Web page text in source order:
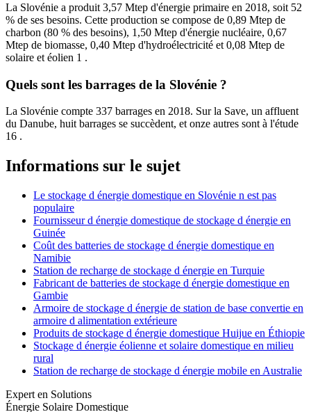
La Slovénie a produit 3,57 Mtep d'énergie primaire en 2018, soit 52
% de ses besoins. Cette production se compose de 0,89 Mtep de
charbon (80 % des besoins), 1,50 Mtep d'énergie nucléaire, 0,67
Mtep de biomasse, 0,40 Mtep d'hydroélectricité et 0,08 Mtep de
solaire et éolien 1 .
Quels sont les barrages de la Slovénie ?
La Slovénie compte 337 barrages en 2018. Sur la Save, un affluent
du Danube, huit barrages se succèdent, et onze autres sont à l'étude
16 .
Informations sur le sujet
Le stockage d énergie domestique en Slovénie n est pas
populaire
Fournisseur d énergie domestique de stockage d énergie en
Guinée
Coût des batteries de stockage d énergie domestique en
Namibie
Station de recharge de stockage d énergie en Turquie
Fabricant de batteries de stockage d énergie domestique en
Gambie
Armoire de stockage d énergie de station de base convertie en
armoire d alimentation extérieure
Produits de stockage d énergie domestique Huijue en Éthiopie
Stockage d énergie éolienne et solaire domestique en milieu
rural
Station de recharge de stockage d énergie mobile en Australie
Expert en Solutions
Énergie Solaire Domestique